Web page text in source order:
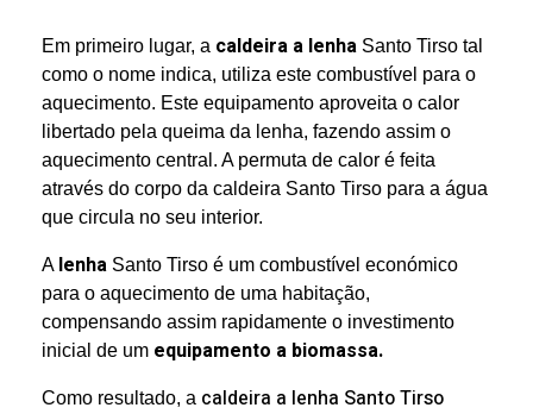
Em primeiro lugar, a caldeira a lenha Santo Tirso tal
como o nome indica, utiliza este combustível para o
aquecimento. Este equipamento aproveita o calor
libertado pela queima da lenha, fazendo assim o
aquecimento central. A permuta de calor é feita
através do corpo da caldeira Santo Tirso para a água
que circula no seu interior.
A lenha Santo Tirso é um combustível económico
para o aquecimento de uma habitação,
compensando assim rapidamente o investimento
inicial de um equipamento a biomassa.
Como resultado, a caldeira a lenha Santo Tirso